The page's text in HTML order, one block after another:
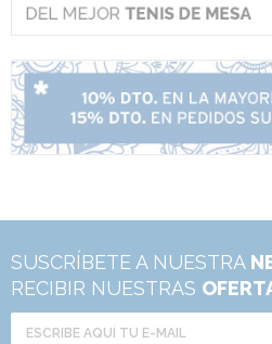
SUSCRÍBETE A NUESTRA
RECIBIR NUESTRAS